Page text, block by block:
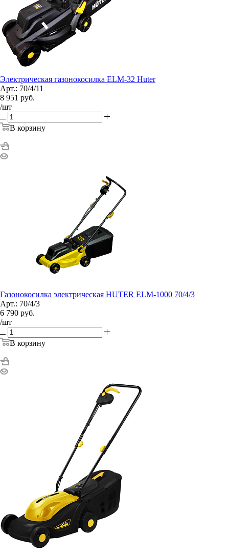
Электрическая газонокосилка ELM-32 Huter
Арт.: 70/4/11
8 951 руб.
/шт
В корзину
Газонокосилка электрическая HUTER ELM-1000 70/4/3
Арт.: 70/4/3
6 790 руб.
/шт
В корзину